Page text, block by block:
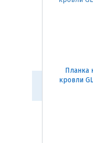
Планка
кровли